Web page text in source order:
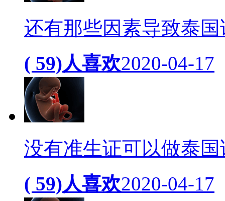
还有那些因素导致泰
( 59)人喜欢2020-04-17
没有准生证可以做泰国
( 59)人喜欢2020-04-17